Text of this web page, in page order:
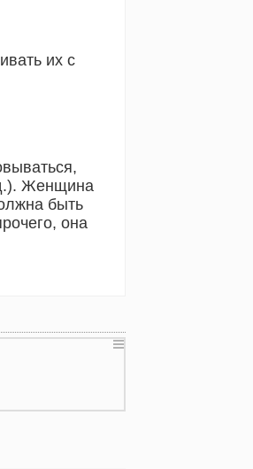
их с
Женщина
быть
она